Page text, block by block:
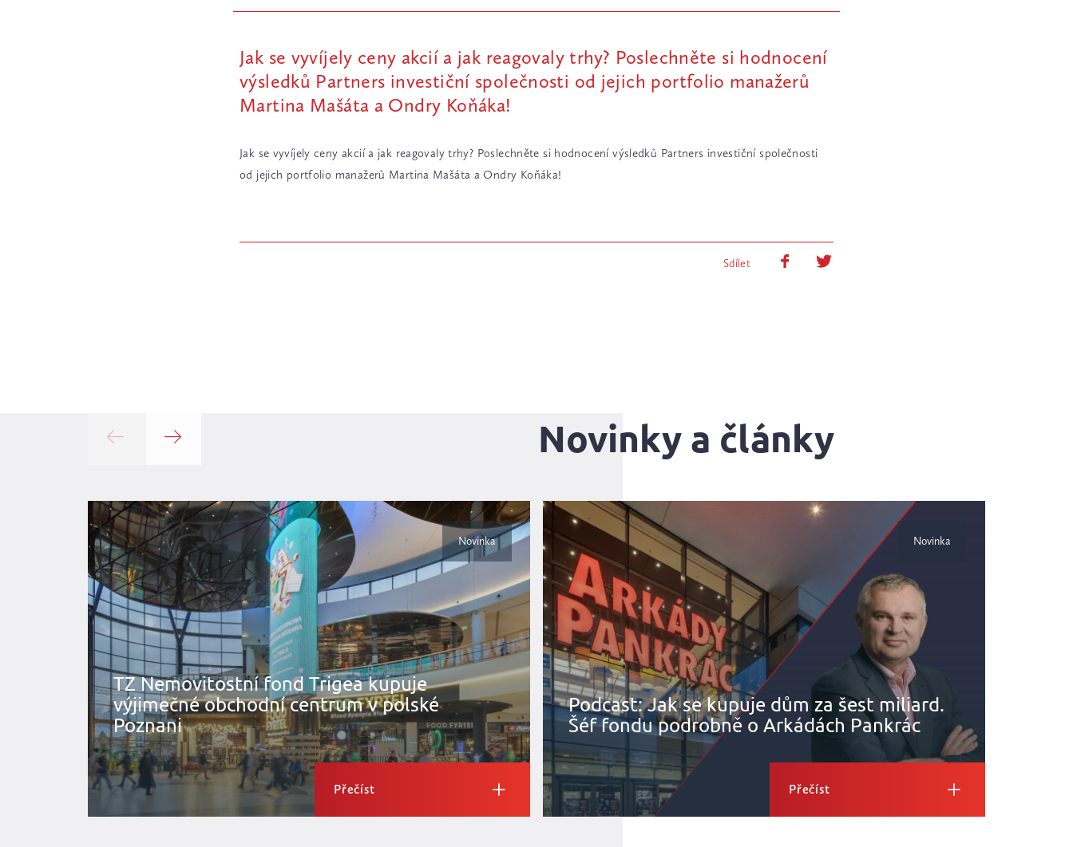
Jak se vyvíjely ceny akcií a jak reagovaly trhy? Poslechněte si hodnocení
výsledků Partners investiční společnosti od jejich portfolio manažerů
Martina Mašáta a Ondry Koňáka!
Jak se vyvíjely ceny akcií a jak reagovaly trhy? Poslechněte si hodnocení výsledků Partners investiční společnosti
od jejich portfolio manažerů Martina Mašáta a Ondry Koňáka!
Sdílet
Novinky a články
TZ Nemovitostní fond Trigea kupuje
výjimečné obchodní centrum v polské
Poznani
Přečíst
Novinka
Podcast: Jak se kupuje dům za šest miliard.
Šéf fondu podrobně o Arkádách Pankrác
Přečíst
Novinka